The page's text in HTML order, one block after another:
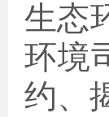
生态
环境
约、